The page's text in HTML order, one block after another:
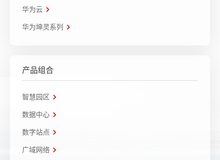
华为云
华为坤灵系列
产品组合
智慧园区
数据中心
数字站点
广域网络